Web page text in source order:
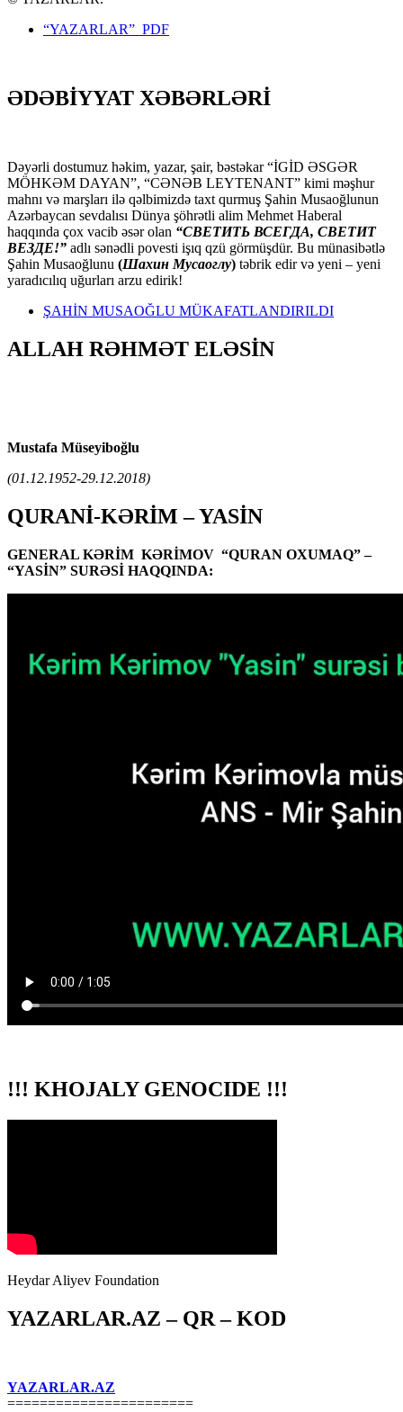
“YAZARLAR” PDF
ƏDƏBİYYAT XƏBƏRLƏRİ
Dəyərli dostumuz həkim, yazar, şair, bəstəkar “İGİD ƏSGƏR
MÖHKƏM DAYAN”, “CƏNƏB LEYTENANT” kimi məşhur
mahnı və marşları ilə qəlbimizdə taxt qurmuş Şahin Musaoğlunun
Azərbaycan sevdalısı Dünya şöhrətli alim Mehmet Haberal
haqqında çox vacib əsər olan “СВЕТИТЬ ВСЕГДА, СВЕТИТ
ВЕЗДЕ!” adlı sənədli povesti işıq qzü görmüşdür. Bu münasibətlə
Şahin Musaoğlunu (Шахин Мусаоглу) təbrik edir və yeni – yeni
yaradıcılıq uğurları arzu edirik!
ŞAHİN MUSAOĞLU MÜKAFATLANDIRILDI
ALLAH RƏHMƏT ELƏSİN
Mustafa Müseyiboğlu
(01.12.1952-29.12.2018)
QURANİ-KƏRİM – YASİN
GENERAL KƏRİM KƏRİMOV “QURAN OXUMAQ” –
“YASİN” SURƏSİ HAQQINDA:
!!! KHOJALY GENOCIDE !!!
Heydar Aliyev Foundation
YAZARLAR.AZ – QR – KOD
YAZARLAR.AZ
=======================